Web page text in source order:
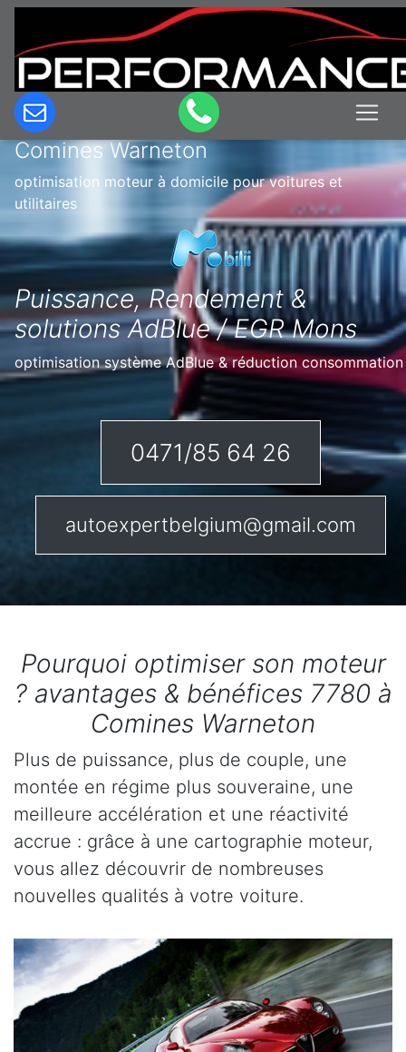
Optimisation & Reprogrammation
moteur à domicile en Belgique à
Comines Warneton
optimisation moteur à domicile pour voitures et
utilitaires
Puissance, Rendement &
solutions AdBlue / EGR Mons
optimisation système AdBlue & réduction consommation
0471/85 64 26
autoexpertbelgium@gmail.com
Pourquoi optimiser son moteur
? avantages & bénéfices 7780 à
Comines Warneton
Plus de puissance, plus de couple, une
montée en régime plus souveraine, une
meilleure accélération et une réactivité
accrue : grâce à une cartographie moteur,
vous allez découvrir de nombreuses
nouvelles qualités à votre voiture.